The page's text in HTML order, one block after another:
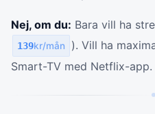
Nej, om du: Bara vill ha
139kr/mån
). Vill ha
Smart-TV med Netflix-app.